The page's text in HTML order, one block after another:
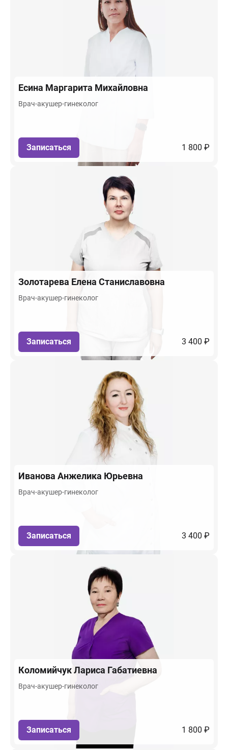
Есина Маргарита Михайловна
Врач-акушер-гинеколог
Записаться 1 800 ₽
Золотарева Елена Станиславовна
Врач-акушер-гинеколог
Записаться 3 400 ₽
Иванова Анжелика Юрьевна
Врач-акушер-гинеколог
Записаться 3 400 ₽
КоломийчукЛариса Габатиевна
Врач-акушер-гинеколог
Записаться 1 800 ₽